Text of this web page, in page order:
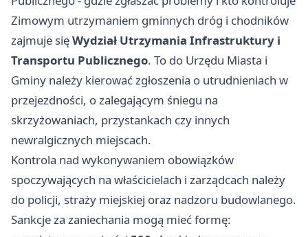
Zimowym utrzymaniem gminnych dróg i chodników
zajmuje sięWydział Utrzymania Infrastruktury i
Transportu Publicznego. To do Urzędu Miasta i
Gminy należy kierować zgłoszenia o utrudnieniach w
przejezdności, o zalegającym śniegu na
skrzyżowaniach, przystankach czy innych
newralgicznych miejscach.
Kontrola nad wykonywaniem obowiązków
spoczywających na właścicielach i zarządcach należy
do policji, straży miejskiej oraz nadzoru budowlanego.
Sankcje za zaniechania mogą mieć formę: